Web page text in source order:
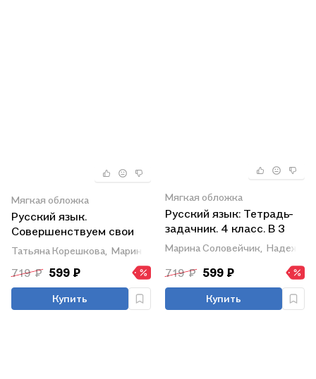
Мягкая обложка
Русский язык.
Совершенствуем свои
умения: 4-й класс:
учебное пособие
Татьяна Корешкова, Марина Соловейчик, Надежда Кузьменко
719 ₽ 599 ₽
Купить
Мягкая обложка
Русский язык: Тетрадь-
задачник. 4 класс. В 3
частях. Часть 3
Марина Соловейчик, Надежда
719 ₽ 599 ₽
Купить